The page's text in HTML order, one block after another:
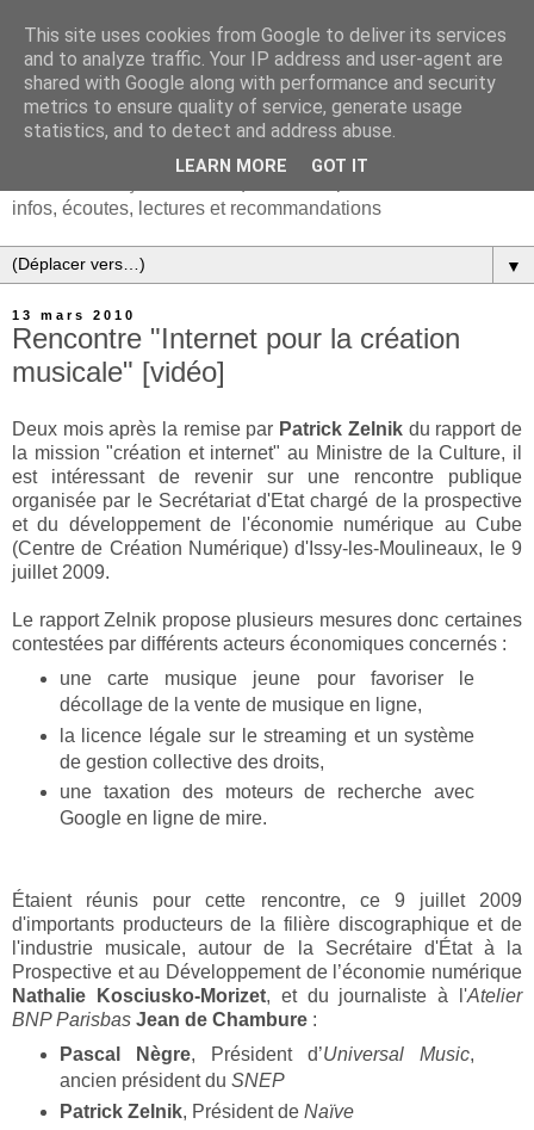
infos, écoutes, lectures et recommandations
▼
13 mars 2010
Rencontre "Internet pour la création
musicale" [vidéo]
Deux mois après la remise par Patrick Zelnikdu rapport de
la mission "création et internet" au Ministre de la Culture, il
est intéressant de revenir sur une rencontre publique
organisée par le Secrétariat d'Etat chargé de la prospective
et du développement de l'économie numérique au Cube
(Centre de Création Numérique) d'Issy-les-Moulineaux, le 9
juillet 2009.
Le rapport Zelnik propose plusieurs mesures donc certaines
contestées par différents acteurs économiques concernés :
une carte musique jeune pour favoriser le
décollage de la vente de musique en ligne,
la licence légale sur le streaming et un système
de gestion collective des droits,
une taxation des moteurs de recherche avec
Google en ligne de mire.
Étaient réunis pour cette rencontre, ce 9 juillet 2009
d'importants producteurs de la filière discographique et de
l'industrie musicale, autour de la Secrétaire d'État à la
Prospective et au Développement de l’économie numérique
Nathalie Kosciusko-Morizet, et du journaliste à l'Atelier
BNP Parisbas Jean de Chambure :
Pascal Nègre, Président d’Universal Music,
ancien président du SNEP
Patrick Zelnik, Président de Naïve
This site uses cookies from Google to deliver its services
and to analyze traffic. Your IP address and user-agent are
shared with Google along with performance and security
metrics to ensure quality of service, generate usage
statistics, and to detect and address abuse.
LEARN MORE GOT IT